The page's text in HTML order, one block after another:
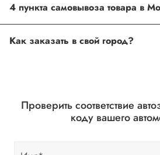
4 пункта самовывоза товара в
Кунцевская
Как заказать в свой город?
транспортную компанию, доставка
осуществляется нашим курьером!
Проверить соответствие
коду вашего